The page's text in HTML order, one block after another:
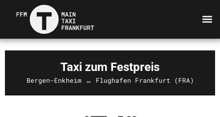
Taxi zum Festpreis
Bergen-Enkheim ↔ Flughafen Frankfurt (FRA)